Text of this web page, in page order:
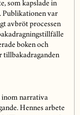
som kapslade in
Publikationen var
avbröt processen
boken och
tillbakadraganden
inom narrativa
Hennes arbete